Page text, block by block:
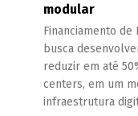
modular
Financiamento de
busca
reduzir em até
centers, em um
infraestrutura